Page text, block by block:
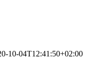
10-04T12:41:50+02:00